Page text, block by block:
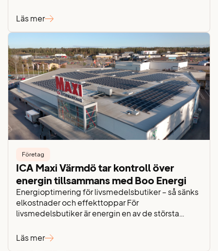
av verksamheten. Kyla, lagerhållning och logistik
gör det allt viktigare att ha kontroll över
energiförbrukningen. För Fontana Food AB handlar
energiarbetet…
Läs mer
Företag
ICA Maxi Värmdö tar kontroll över
energin tillsammans med Boo Energi
Energioptimering för livsmedelsbutiker – så sänks
elkostnader och effekttoppar För
livsmedelsbutiker är energin en av de största
ventilation, belysning och drift är igång dygnet
Läs mer